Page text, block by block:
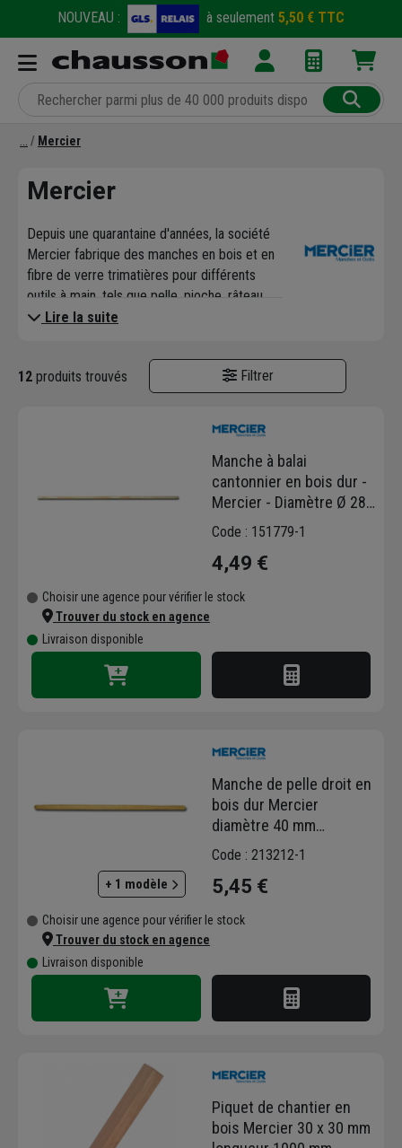
NOUVEAU : à seulement 5,50 € TTC
Mercier
Mercier
Depuis une quarantaine d'années, la société
Mercier fabrique des manches en bois et en
fibre de verre trimatières pour différents
outils à main, tels que pelle, pioche, râteau,
balais et marteau.
manches d'outils, la société Mercier s'est
également lancée dans la production de
autres, des piquets et des fiches de Paveur.
Retrouvez notre sélection d'accessoires en
bois pour la signalétique de vos chantiers, ou
tout simplement changer le manche de vos
outils.
Lire la suite
12 produits trouvés Filtrer
Manche à balai
cantonnier en bois dur -
Mercier - Diamètre Ø 28
mm - Longueur 150 cm
Code : 151779-1
4,49 €
Choisir une agence pour vérifier le stock
Trouver du stock en agence
Livraison disponible
+ 1 modèle
Manche de pelle droit en
bois dur Mercier
diamètre 40 mm
longueur 120 cm
Code : 213212-1
5,45 €
Choisir une agence pour vérifier le stock
Trouver du stock en agence
Livraison disponible
Piquet de chantier en
bois Mercier 30 x 30 mm